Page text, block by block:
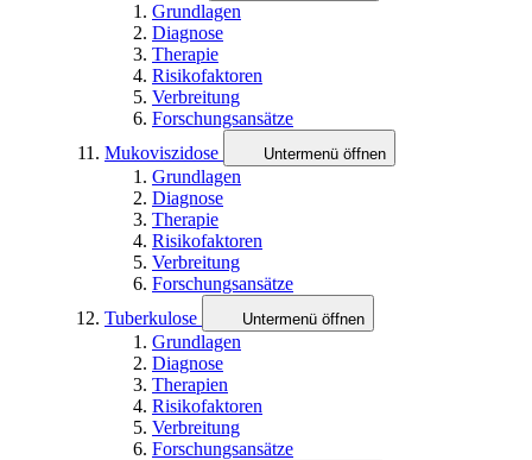
Grundlagen
Diagnose
Therapie
Risikofaktoren
Verbreitung
Forschungsansätze
Mukoviszidose
Untermenü öffnen
Grundlagen
Diagnose
Therapie
Risikofaktoren
Verbreitung
Forschungsansätze
Tuberkulose
Untermenü öffnen
Grundlagen
Diagnose
Therapien
Risikofaktoren
Verbreitung
Forschungsansätze